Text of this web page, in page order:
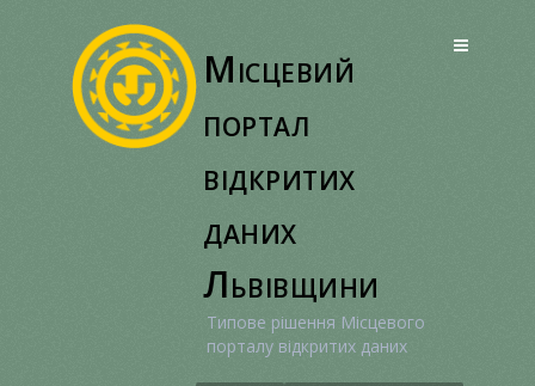
Місцевий
портал
відкритих
даних
Львівщини
Типове рішення Місцевого
порталу відкритих даних